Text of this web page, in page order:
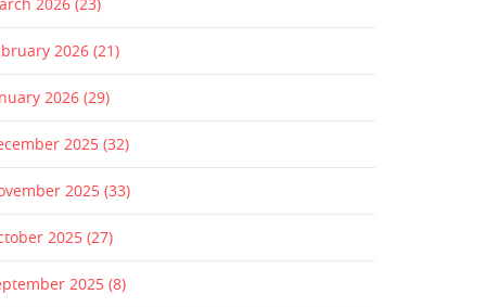
2026 (21)
2026 (29)
2025 (32)
2025 (33)
2025 (27)
2025 (8)